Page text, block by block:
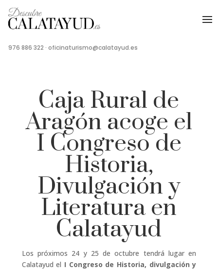
976 886 322 · oficinaturismo@calatayud.es
Caja Rural de
Aragón acoge el
I Congreso de
Historia,
Divulgación y
Literatura en
Calatayud
Los próximos 24 y 25 de octubre tendrá lugar en
Calatayud el I Congreso de Historia, divulgación y